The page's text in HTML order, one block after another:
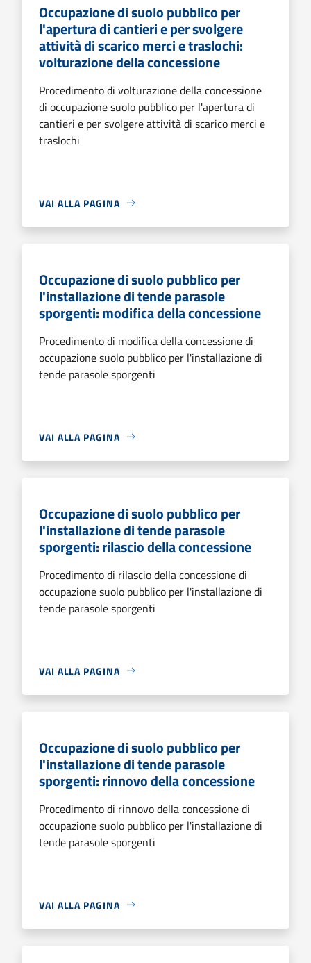
Occupazione di suolo pubblico per
l'apertura di cantieri e per svolgere
attività di scarico merci e traslochi:
volturazione della concessione
Procedimento di volturazione della concessione
di occupazione suolo pubblico per l'apertura di
cantieri e per svolgere attività di scarico merci e
traslochi
VAI ALLA PAGINA
Occupazione di suolo pubblico per
l'installazione di tende parasole
sporgenti: modifica della concessione
Procedimento di modifica della concessione di
occupazione suolo pubblico per l'installazione di
tende parasole sporgenti
VAI ALLA PAGINA
Occupazione di suolo pubblico per
l'installazione di tende parasole
sporgenti: rilascio della concessione
Procedimento di rilascio della concessione di
occupazione suolo pubblico per l'installazione di
tende parasole sporgenti
VAI ALLA PAGINA
Occupazione di suolo pubblico per
l'installazione di tende parasole
sporgenti: rinnovo della concessione
Procedimento di rinnovo della concessione di
occupazione suolo pubblico per l'installazione di
tende parasole sporgenti
VAI ALLA PAGINA